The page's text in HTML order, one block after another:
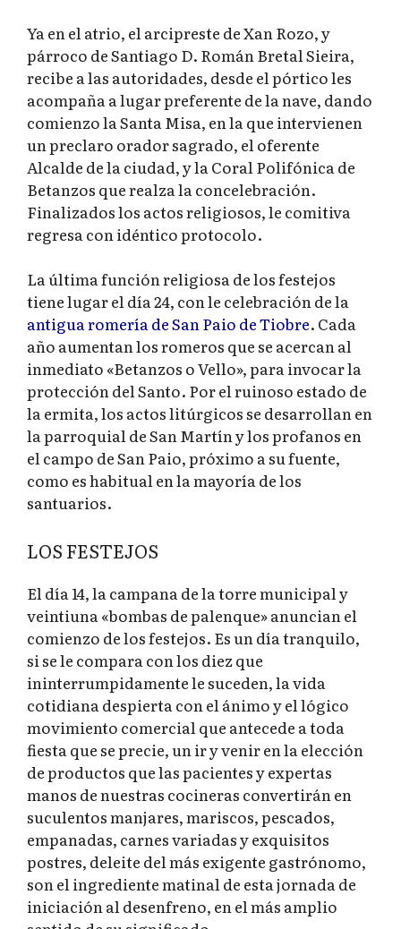
Ya en el atrio, el arcipreste de Xan Rozo, y
párroco de Santiago D. Román Bretal Sieira,
recibe a las autoridades, desde el pórtico les
acompaña a lugar preferente de la nave, dando
comienzo la Santa Misa, en la que intervienen
un preclaro orador sagrado, el oferente
Alcalde de la ciudad, y la Coral Polifónica de
Betanzos que realza la concelebración.
Finalizados los actos religiosos, le comitiva
regresa con idéntico protocolo.
La última función religiosa de los festejos
tiene lugar el día 24, con le celebración de la
antigua romería de San Paio de Tiobre. Cada
año aumentan los romeros que se acercan al
inmediato «Betanzos o Vello», para invocar la
protección del Santo. Por el ruinoso estado de
la ermita, los actos litúrgicos se desarrollan en
la parroquial de San Martín y los profanos en
el campo de San Paio, próximo a su fuente,
como es habitual en la mayoría de los
santuarios.
LOS FESTEJOS
El día 14, la campana de la torre municipal y
veintiuna «bombas de palenque» anuncian el
comienzo de los festejos. Es un día tranquilo,
si se le compara con los diez que
ininterrumpidamente le suceden, la vida
cotidiana despierta con el ánimo y el lógico
movimiento comercial que antecede a toda
fiesta que se precie, un ir y venir en la elección
de productos que las pacientes y expertas
manos de nuestras cocineras convertirán en
suculentos manjares, mariscos, pescados,
empanadas, carnes variadas y exquisitos
postres, deleite del más exigente gastrónomo,
son el ingrediente matinal de esta jornada de
iniciación al desenfreno, en el más amplio